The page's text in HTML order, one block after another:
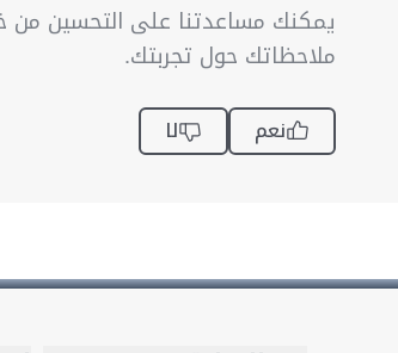
يمكنك مساعدتنا على التحسين من
ملاحظاتك حول تجربتك.
نعم لا